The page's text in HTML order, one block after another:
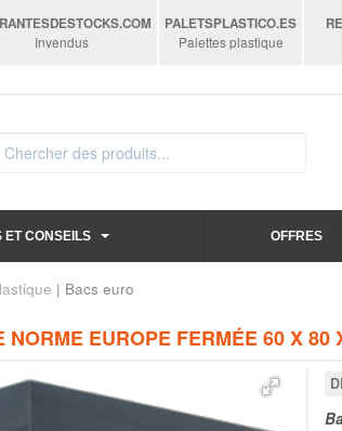
.COM
Invendus
PALETSPLASTICO.ES
Palettes plastique
ET CONSEILS OFFRES
| Bacs euro
NORME EUROPE FERMÉE 60 X 80